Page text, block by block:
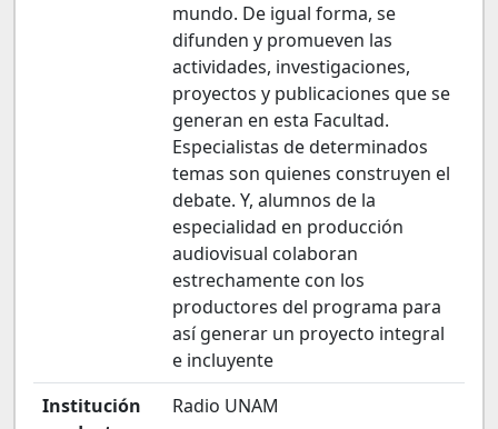
mundo. De igual forma, se
difunden y promueven las
actividades, investigaciones,
proyectos y publicaciones que se
generan en esta Facultad.
Especialistas de determinados
temas son quienes construyen el
debate. Y, alumnos de la
especialidad en producción
audiovisual colaboran
estrechamente con los
productores del programa para
así generar un proyecto integral
e incluyente
Institución
Radio UNAM